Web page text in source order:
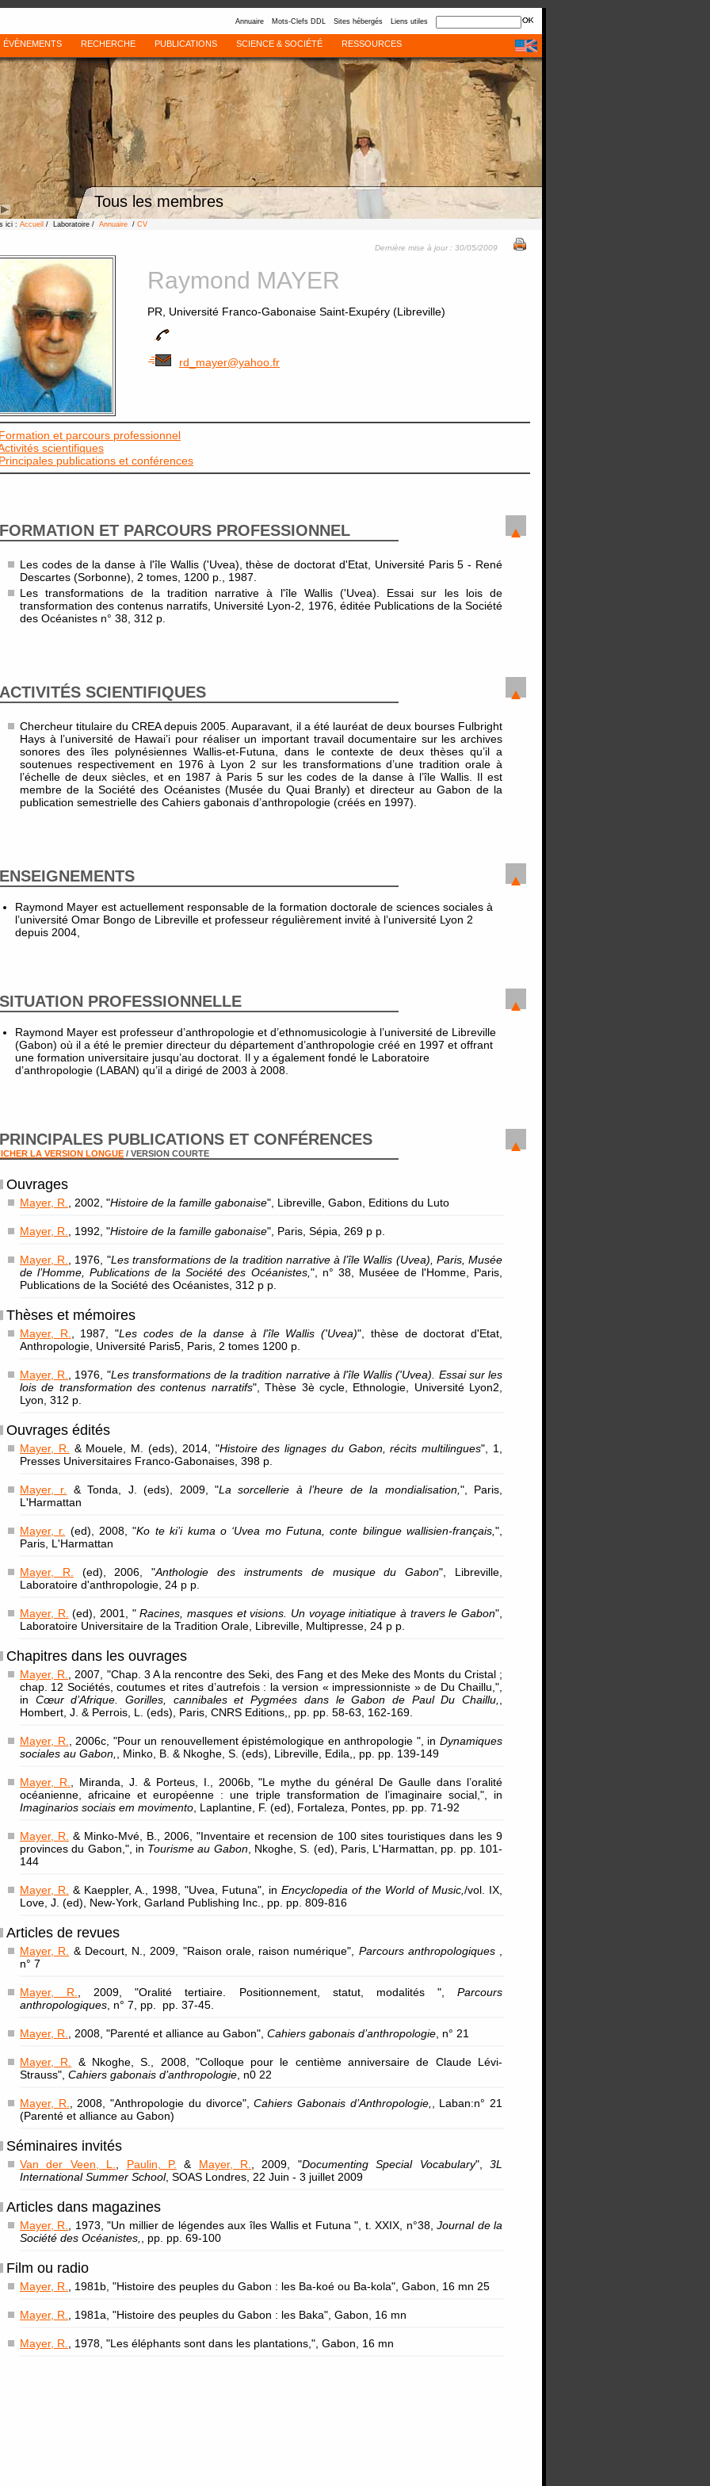
Annuaire Mots-Clefs DDL Sites hébergés Liens utiles
ÉVÈNEMENTS RECHERCHE PUBLICATIONS SCIENCE & SOCIÉTÉ RESSOURCES
Tous les membres
ici : Accueil / Laboratoire / Annuaire / CV
Dernière mise à jour : 30/05/2009
Raymond MAYER
PR, Université Franco-Gabonaise Saint-Exupéry (Libreville)
rd_mayer@yahoo.fr
et parcours professionnel
scientifiques
publications et conférences
FORMATION ET PARCOURS PROFESSIONNEL
Les codes de la danse à l'île Wallis ('Uvea), thèse de doctorat d'Etat, Université Paris 5 - René
Descartes (Sorbonne), 2 tomes, 1200 p., 1987.
Les transformations de la tradition narrative à l'île Wallis ('Uvea). Essai sur les lois de
transformation des contenus narratifs, Université Lyon-2, 1976, éditée Publications de la Société
des Océanistes n° 38, 312 p.
ACTIVITÉS SCIENTIFIQUES
Chercheur titulaire du CREA depuis 2005. Auparavant, il a été lauréat de deux bourses Fulbright
Hays à l’université de Hawai’i pour réaliser un important travail documentaire sur les archives
sonores des îles polynésiennes Wallis-et-Futuna, dans le contexte de deux thèses qu’il a
soutenues respectivement en 1976 à Lyon 2 sur les transformations d’une tradition orale à
l’échelle de deux siècles, et en 1987 à Paris 5 sur les codes de la danse à l’île Wallis. Il est
membre de la Société des Océanistes (Musée du Quai Branly) et directeur au Gabon de la
publication semestrielle des Cahiers gabonais d’anthropologie (créés en 1997).
ENSEIGNEMENTS
Raymond Mayer est actuellement responsable de la formation doctorale de sciences sociales à
l’université Omar Bongo de Libreville et professeur régulièrement invité à l’université Lyon 2
depuis 2004,
SITUATION PROFESSIONNELLE
Raymond Mayer est professeur d’anthropologie et d’ethnomusicologie à l’université de Libreville
(Gabon) où il a été le premier directeur du département d’anthropologie créé en 1997 et offrant
une formation universitaire jusqu’au doctorat. Il y a également fondé le Laboratoire
d’anthropologie (LABAN) qu’il a dirigé de 2003 à 2008.
PRINCIPALES PUBLICATIONS ET CONFÉRENCES
LA VERSION LONGUE / VERSION COURTE
Ouvrages
Mayer, R. , 2002, "Histoire de la famille gabonaise", Libreville, Gabon, Editions du Luto
Mayer, R. , 1992, "Histoire de la famille gabonaise", Paris, Sépia, 269 p p.
Mayer, R. , 1976, "Les transformations de la tradition narrative à l’île Wallis (Uvea), Paris, Musée
de l’Homme, Publications de la Société des Océanistes, ", n° 38, Muséee de l'Homme, Paris,
Publications de la Société des Océanistes, 312 p p.
Thèses et mémoires
Mayer, R. , 1987, "Les codes de la danse à l'île Wallis ('Uvea)", thèse de doctorat d'Etat,
Anthropologie, Université Paris5, Paris, 2 tomes 1200 p.
Mayer, R. , 1976, "Les transformations de la tradition narrative à l'île Wallis ('Uvea). Essai sur les
lois de transformation des contenus narratifs", Thèse 3è cycle, Ethnologie, Université Lyon2,
Lyon, 312 p.
Ouvrages édités
Mayer, R. & Mouele, M. (eds), 2014, "Histoire des lignages du Gabon, récits multilingues", 1,
Presses Universitaires Franco-Gabonaises, 398 p.
Mayer, r. & Tonda, J. (eds), 2009, "La sorcellerie à l’heure de la mondialisation, ", Paris,
L'Harmattan
Mayer, r. (ed), 2008, "Ko te ki’i kuma o ‘Uvea mo Futuna, conte bilingue wallisien-français,",
Paris, L'Harmattan
Mayer, R. (ed), 2006, "Anthologie des instruments de musique du Gabon", Libreville,
Laboratoire d'anthropologie, 24 p p.
Mayer, R. (ed), 2001, "Racines, masques et visions. Un voyage initiatique à travers le Gabon",
Laboratoire Universitaire de la Tradition Orale, Libreville, Multipresse, 24 p p.
Chapitres dans les ouvrages
Mayer, R.
, 2007, "Chap. 3 A la rencontre des Seki, des Fang et des Meke des Monts du Cristal ;
chap. 12 Sociétés, coutumes et rites d’autrefois : la version « impressionniste » de Du Chaillu,",
in Cœur d’Afrique. Gorilles, cannibales et Pygmées dans le Gabon de Paul Du Chaillu,
Hombert, J. & Perrois, L. (eds), Paris, CNRS Editions,, pp. pp. 58-63, 162-169.
Mayer, R. , 2006c, "Pour un renouvellement épistémologique en anthropologie ", inDynamiques
sociales au Gabon,
, Minko, B. & Nkoghe, S. (eds), Libreville, Edila,, pp. pp. 139-149
Mayer, R.
, Miranda, J. & Porteus, I., 2006b, "Le mythe du général De Gaulle dans l’oralité
océanienne, africaine et européenne : une triple transformation de l’imaginaire social,", in
Imaginarios sociais em movimento , Laplantine, F. (ed), Fortaleza, Pontes, pp. pp. 71-92
Mayer, R.
& Minko-Mvé, B., 2006, "Inventaire et recension de 100 sites touristiques dans les 9
provinces du Gabon,", in Tourisme au Gabon, Nkoghe, S. (ed), Paris, L'Harmattan, pp. pp. 101-
144
Mayer, R. & Kaeppler, A., 1998, "Uvea, Futuna", in Encyclopedia of the World of Music, /vol. IX,
Love, J. (ed), New-York, Garland Publishing Inc., pp. pp. 809-816
Articles de revues
Mayer, R. & Decourt, N., 2009, "Raison orale, raison numérique", Parcours anthropologiques
n° 7
Mayer, R. , 2009, "Oralité tertiaire. Positionnement, statut, modalités ",Parcours
anthropologiques , n° 7, pp. pp. 37-45.
Mayer, R. , 2008, "Parenté et alliance au Gabon", Cahiers gabonais d’anthropologie , n° 21
Mayer, R.
& Nkoghe, S., 2008, "Colloque pour le centième anniversaire de Claude Lévi-
Strauss", Cahiers gabonais d’anthropologie , n0 22
Mayer, R. , 2008, "Anthropologie du divorce",Cahiers Gabonais d’Anthropologie,
, Laban:n° 21
(Parenté et alliance au Gabon)
Séminaires invités
Van der Veen, L. Paulin, P. & Mayer, R. , 2009, "Documenting Special Vocabulary",3L
International Summer School, SOAS Londres, 22 Juin - 3 juillet 2009
Articles dans magazines
Mayer, R. , 1973, "Un millier de légendes aux îles Wallis et Futuna ", t. XXIX, n°38,Journal de la
Société des Océanistes,
, pp. pp. 69-100
Film ou radio
Mayer, R. , 1981b, "Histoire des peuples du Gabon : les Ba-koé ou Ba-kola", Gabon, 16 mn 25
Mayer, R. , 1981a, "Histoire des peuples du Gabon : les Baka", Gabon, 16 mn
Mayer, R. , 1978, "Les éléphants sont dans les plantations,", Gabon, 16 mn